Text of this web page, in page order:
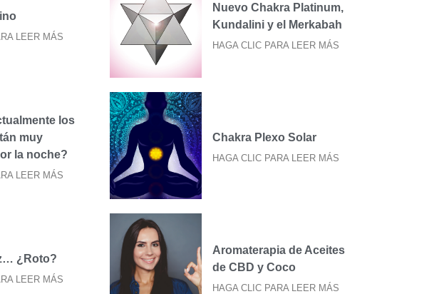
LEER MÁS
Nuevo Chakra Platinum,
Kundalini y el Merkabah
HAGA CLIC PARA LEER MÁS
los
muy
la noche?
LEER MÁS
Chakra Plexo Solar
HAGA CLIC PARA LEER MÁS
¿Roto?
LEER MÁS
Aromaterapia de Aceites
de CBD y Coco
HAGA CLIC PARA LEER MÁS